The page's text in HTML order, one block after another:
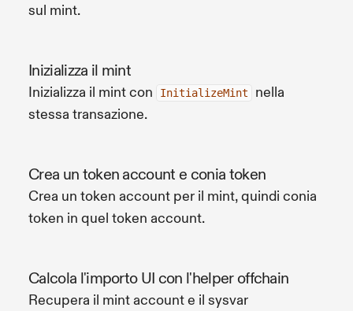
sul mint.
Inizializza il mint
Inizializza il mint con InitializeMint
nella
stessa transazione.
Crea un token account e conia token
Crea un token account per il mint, quindi conia
token in quel token account.
Calcola l'importo UI con l'helper offchain
Recupera il mint account e il sysvar